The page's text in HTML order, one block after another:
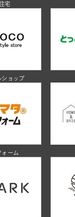
宅
ショップ
ーム